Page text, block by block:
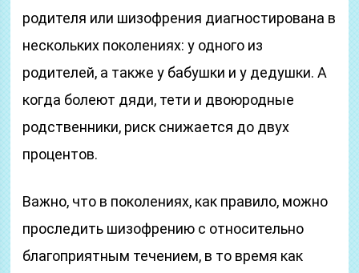
родителя или шизофрения диагностирована в
нескольких поколениях: у одного из
родителей, а также у бабушки и у дедушки. А
когда болеют дяди, тети и двоюродные
родственники, риск снижается до двух
процентов.
Важно, что в поколениях, как правило, можно
проследить шизофрению с относительно
благоприятным течением, в то время как